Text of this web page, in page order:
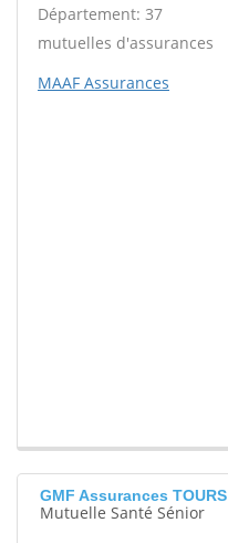
Département: 37
mutuelles d'assurances
MAAF Assurances
GMF Assurances TOURS
Mutuelle Santé Sénior